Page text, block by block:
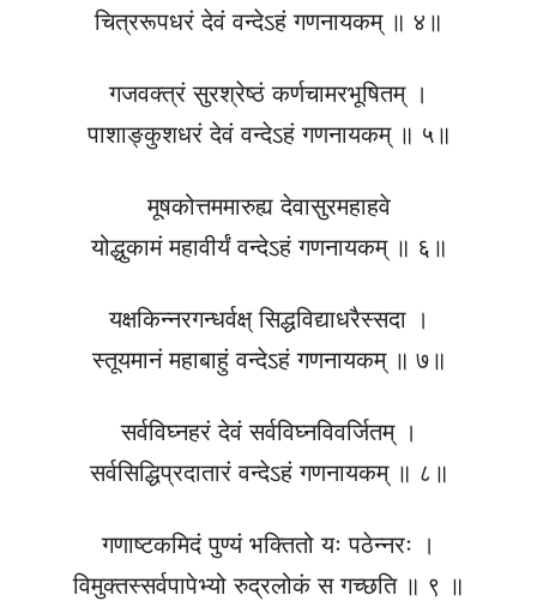
चित्ररूपधरं देवं वन्देऽहं गणनायकम् ॥ ४॥
गजवक्त्रं सुरश्रेष्ठं कर्णचामरभूषितम् ।
पाशाङ्कुशधरं देवं वन्देऽहं गणनायकम् ॥ ५॥
मूषकोत्तममारुह्य देवासुरमहाहवे
योद्धुकामं महावीर्यं वन्देऽहं गणनायकम् ॥ ६॥
यक्षकिन्नरगन्धर्वक्ष् सिद्धविद्याधरैस्सदा ।
स्तूयमानं महाबाहुं वन्देऽहं गणनायकम् ॥ ७॥
सर्वविघ्नहरं देवं सर्वविघ्नविवर्जितम् ।
सर्वसिद्धिप्रदातारं वन्देऽहं गणनायकम् ॥ ८॥
गणाष्टकमिदं पुण्यं भक्तितो यः पठेन्नरः ।
विमुक्तस्सर्वपापेभ्यो रुद्रलोकं स गच्छति ॥ ९ ॥